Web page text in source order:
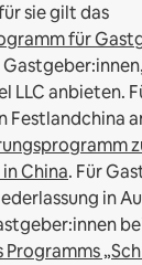
sie gilt das
für
LLC anbieten.
Festlandchina
China. Für
in
Programms